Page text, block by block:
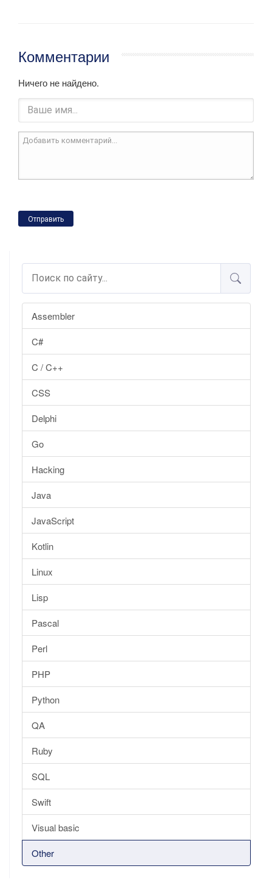
Assembler
C#
C / C++
CSS
Delphi
Go
Hacking
Java
JavaScript
Kotlin
Linux
Lisp
Pascal
Perl
PHP
Python
QA
Ruby
SQL
Swift
Visual basic
Other
Комментарии
Ничего не найдено.
Отправить